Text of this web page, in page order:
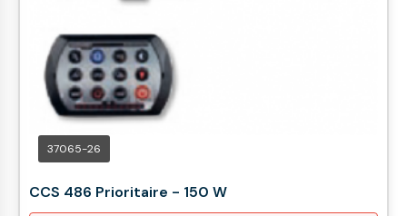
37065-26
CCS 486 Prioritaire - 150 W